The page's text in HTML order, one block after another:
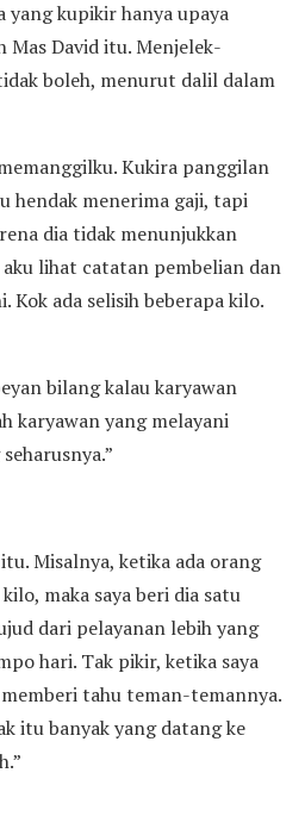
yang kupikir hanya upaya
David itu. Menjelek-
boleh, menurut dalil dalam
Kukira panggilan
hendak menerima gaji, tapi
dia tidak menunjukkan
lihat catatan pembelian dan
Kok ada selisih beberapa kilo.
bilang kalau karyawan
karyawan yang melayani
Misalnya, ketika ada orang
maka saya beri dia satu
dari pelayanan lebih yang
hari. Tak pikir, ketika saya
tahu teman-temannya.
itu banyak yang datang ke